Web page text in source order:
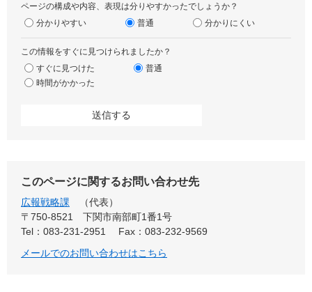
ページの構成や内容、表現は分りやすかったでしょうか？
分かりやすい
普通 分かりにくい
この情報をすぐに見つけられましたか？
すぐに見つけた
普通
時間がかかった
このページに関するお問い合わせ先
広報戦略課
代表
〒750-8521
下関市南部町1番1号
Tel：083-231-2951
Fax：083-232-9569
メールでのお問い合わせはこちら